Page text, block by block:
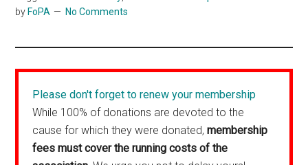
by FoPA No Comments
Please don't forget to renew your membership
While 100% of donations are devoted to the
cause for which they were donated,membership
fees must cover the running costs of the